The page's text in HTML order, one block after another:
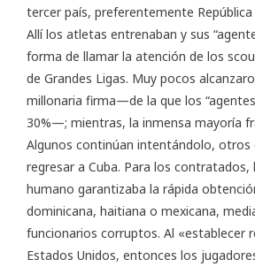
tercer país, preferentemente
Allí los atletas entrenaban y sus
forma de llamar la atención de los
de Grandes Ligas. Muy pocos
millonaria firma—de la que los
30%—; mientras, la inmensa mayoría
Algunos continúan intentándolo,
regresar a Cuba. Para los
humano garantizaba la rápida
dominicana, haitiana o mexicana,
funcionarios corruptos. Al «establecer
Estados Unidos, entonces los